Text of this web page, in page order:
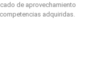
de aprovechamiento
adquiridas.